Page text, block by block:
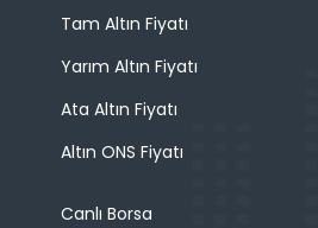
Tam Altın Fiyatı
Yarım Altın Fiyatı
Ata Altın Fiyatı
Altın ONS Fiyatı
Canlı Borsa